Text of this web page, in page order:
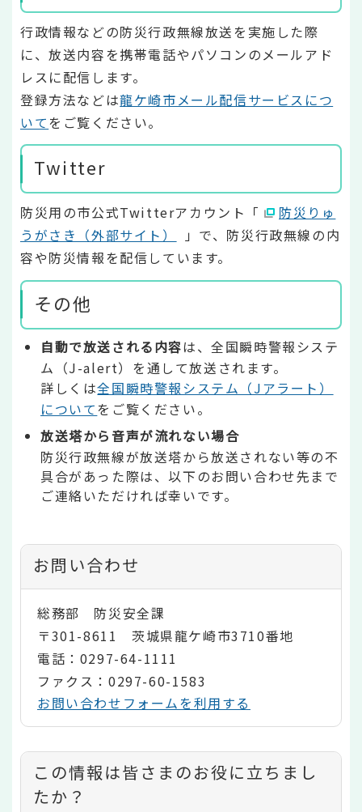
行政情報などの防災行政無線放送を実施した際
に、放送内容を携帯電話やパソコンのメールアド
レスに配信します。
登録方法などは龍ケ崎市メール配信サービスにつ
いてをご覧ください。
Twitter
防災用の市公式Twitterアカウント「
防災りゅ
うがさき（外部サイト）
」で、防災行政無線の内
容や防災情報を配信しています。
その他
自動で放送される内容は、全国瞬時警報システ
ム（J-alert）を通して放送されます。
詳しくは全国瞬時警報システム（Jアラート）
についてをご覧ください。
放送塔から音声が流れない場合
防災行政無線が放送塔から放送されない等の不
具合があった際は、以下のお問い合わせ先まで
ご連絡いただければ幸いです。
お問い合わせ
総務部 防災安全課
〒301-8611 茨城県龍ケ崎市3710番地
電話：0297-64-1111
ファクス：0297-60-1583
お問い合わせフォームを利用する
コ
ン
この情報は皆さまのお役に立ちまし
たか？